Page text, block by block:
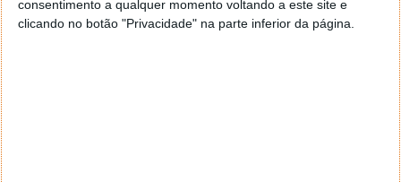
consentimento a qualquer momento voltando a este site e
clicando no botão "Privacidade" na parte inferior da página.
Leia também: